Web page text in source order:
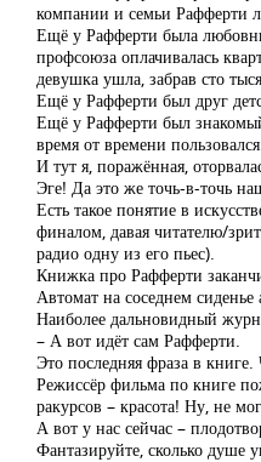
компании и семьи Рафферти
Ещё у Рафферти была
профсоюза оплачивалась
девушка ушла, забрав сто
Ещё у Рафферти был друг
Ещё у Рафферти был
время от времени
И тут я, поражённая,
Эге! Да это же точь-в-точь
Есть такое понятие в
финалом, давая читателю/
радио одну из его пьес).
Книжка про Рафферти
Автомат на соседнем сиденье
Наиболее дальновидный
– А вот идёт сам Рафферти.
Это последняя фраза в
Режиссёр фильма по книге
ракурсов – красота! Ну, не
А вот у нас сейчас –
Фантазируйте, сколько душе